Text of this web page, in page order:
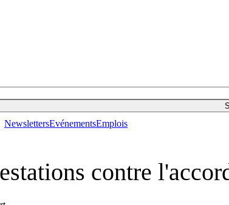
NewslettersEvénementsEmplois
contre